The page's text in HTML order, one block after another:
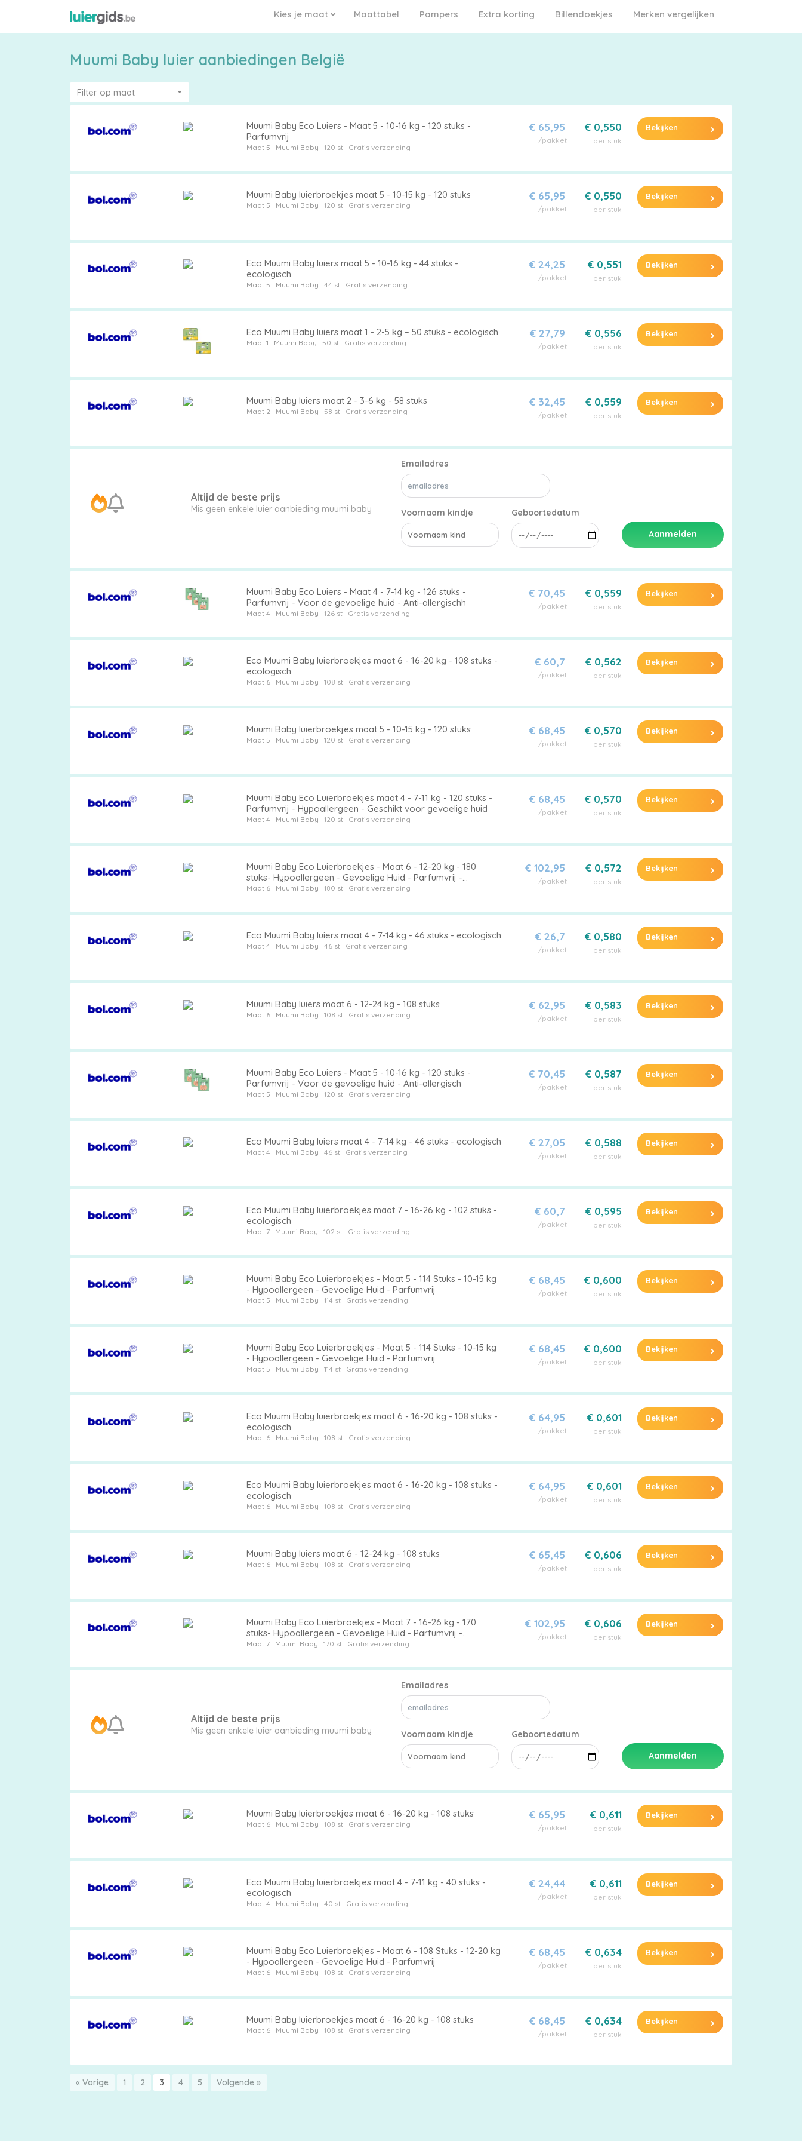
Maattabel
Kies je maat Pampers Extra korting Billendoekjes Merken vergelijken
Muumi Baby luier aanbiedingen België
Filter op maat
Muumi Baby Eco Luiers - Maat 5 - 10-16 kg - 120 stuks -
Parfumvrij
Maat 5 Muumi Baby 120 st Gratis verzending
€ 65,95
/pakket
€ 0,550
per stuk
Bekijken
Muumi Baby luierbroekjes maat 5 - 10-15 kg - 120 stuks
Maat 5 Muumi Baby 120 st Gratis verzending
€ 65,95
/pakket
€ 0,550
per stuk
Bekijken
Eco Muumi Baby luiers maat 5 - 10-16 kg - 44 stuks -
ecologisch
Maat 5 Muumi Baby 44 st Gratis verzending
€ 24,25
/pakket
€ 0,551
per stuk
Bekijken
Eco Muumi Baby luiers maat 1 - 2-5 kg – 50 stuks - ecologisch
Maat 1 Muumi Baby 50 st Gratis verzending
€ 27,79
/pakket
€ 0,556
per stuk
Bekijken
Muumi Baby luiers maat 2 - 3-6 kg - 58 stuks
Maat 2 Muumi Baby 58 st Gratis verzending
€ 32,45
/pakket
€ 0,559
per stuk
Bekijken
Altijd de beste prijs
Mis geen enkele luier aanbieding muumi baby
Emailadres
Voornaam kindje
Geboortedatum
Aanmelden
Muumi Baby Eco Luiers - Maat 4 - 7-14 kg - 126 stuks -
Parfumvrij - Voor de gevoelige huid - Anti-allergischh
Maat 4 Muumi Baby 126 st Gratis verzending
€ 70,45
/pakket
€ 0,559
per stuk
Bekijken
Eco Muumi Baby luierbroekjes maat 6 - 16-20 kg - 108 stuks -
ecologisch
Maat 6 Muumi Baby 108 st Gratis verzending
€ 60,7
/pakket
€ 0,562
per stuk
Bekijken
Muumi Baby luierbroekjes maat 5 - 10-15 kg - 120 stuks
Maat 5 Muumi Baby 120 st Gratis verzending
€ 68,45
/pakket
€ 0,570
per stuk
Bekijken
Muumi Baby Eco Luierbroekjes maat 4 - 7-11 kg - 120 stuks -
Parfumvrij - Hypoallergeen - Geschikt voor gevoelige huid
Maat 4 Muumi Baby 120 st Gratis verzending
€ 68,45
/pakket
€ 0,570
per stuk
Bekijken
Muumi Baby Eco Luierbroekjes - Maat 6 - 12-20 kg - 180
stuks- Hypoallergeen - Gevoelige Huid - Parfumvrij -
MaandBox
Maat 6 Muumi Baby 180 st Gratis verzending
€ 102,95
/pakket
€ 0,572
per stuk
Bekijken
Eco Muumi Baby luiers maat 4 - 7-14 kg - 46 stuks - ecologisch
Maat 4 Muumi Baby 46 st Gratis verzending
€ 26,7
/pakket
€ 0,580
per stuk
Bekijken
Muumi Baby luiers maat 6 - 12-24 kg - 108 stuks
Maat 6 Muumi Baby 108 st Gratis verzending
€ 62,95
/pakket
€ 0,583
per stuk
Bekijken
Muumi Baby Eco Luiers - Maat 5 - 10-16 kg - 120 stuks -
Parfumvrij - Voor de gevoelige huid - Anti-allergisch
Maat 5 Muumi Baby 120 st Gratis verzending
€ 70,45
/pakket
€ 0,587
per stuk
Bekijken
Eco Muumi Baby luiers maat 4 - 7-14 kg - 46 stuks - ecologisch
Maat 4 Muumi Baby 46 st Gratis verzending
€ 27,05
/pakket
€ 0,588
per stuk
Bekijken
Eco Muumi Baby luierbroekjes maat 7 - 16-26 kg - 102 stuks -
ecologisch
Maat 7 Muumi Baby 102 st Gratis verzending
€ 60,7
/pakket
€ 0,595
per stuk
Bekijken
Muumi Baby Eco Luierbroekjes - Maat 5 - 114 Stuks - 10-15 kg
- Hypoallergeen - Gevoelige Huid - Parfumvrij
Maat 5 Muumi Baby 114 st Gratis verzending
€ 68,45
/pakket
€ 0,600
per stuk
Bekijken
Muumi Baby Eco Luierbroekjes - Maat 5 - 114 Stuks - 10-15 kg
- Hypoallergeen - Gevoelige Huid - Parfumvrij
Maat 5 Muumi Baby 114 st Gratis verzending
€ 68,45
/pakket
€ 0,600
per stuk
Bekijken
Eco Muumi Baby luierbroekjes maat 6 - 16-20 kg - 108 stuks -
ecologisch
Maat 6 Muumi Baby 108 st Gratis verzending
€ 64,95
/pakket
€ 0,601
per stuk
Bekijken
Eco Muumi Baby luierbroekjes maat 6 - 16-20 kg - 108 stuks -
ecologisch
Maat 6 Muumi Baby 108 st Gratis verzending
€ 64,95
/pakket
€ 0,601
per stuk
Bekijken
Muumi Baby luiers maat 6 - 12-24 kg - 108 stuks
Maat 6 Muumi Baby 108 st Gratis verzending
€ 65,45
/pakket
€ 0,606
per stuk
Bekijken
Muumi Baby Eco Luierbroekjes - Maat 7 - 16-26 kg - 170
stuks- Hypoallergeen - Gevoelige Huid - Parfumvrij -
MaandBox
Maat 7 Muumi Baby 170 st Gratis verzending
€ 102,95
/pakket
€ 0,606
per stuk
Bekijken
Altijd de beste prijs
Mis geen enkele luier aanbieding muumi baby
Emailadres
Voornaam kindje
Geboortedatum
Aanmelden
Muumi Baby luierbroekjes maat 6 - 16-20 kg - 108 stuks
Maat 6 Muumi Baby 108 st Gratis verzending
€ 65,95
/pakket
€ 0,611
per stuk
Bekijken
Eco Muumi Baby luierbroekjes maat 4 - 7-11 kg - 40 stuks -
ecologisch
Maat 4 Muumi Baby 40 st Gratis verzending
€ 24,44
/pakket
€ 0,611
per stuk
Bekijken
Muumi Baby Eco Luierbroekjes - Maat 6 - 108 Stuks - 12-20 kg
- Hypoallergeen - Gevoelige Huid - Parfumvrij
Maat 6 Muumi Baby 108 st Gratis verzending
€ 68,45
/pakket
€ 0,634
per stuk
Bekijken
Muumi Baby luierbroekjes maat 6 - 16-20 kg - 108 stuks
Maat 6 Muumi Baby 108 st Gratis verzending
€ 68,45
/pakket
€ 0,634
per stuk
Bekijken
« Vorige 1 2 3 4 5 Volgende »